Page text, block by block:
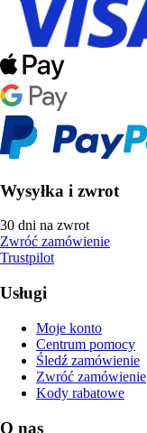
Wysyłka i zwrot
30 dni na zwrot
Zwróć zamówienie
Trustpilot
Usługi
Moje konto
Centrum pomocy
Śledź zamówienie
Zwróć zamówienie
Kody rabatowe
O nas